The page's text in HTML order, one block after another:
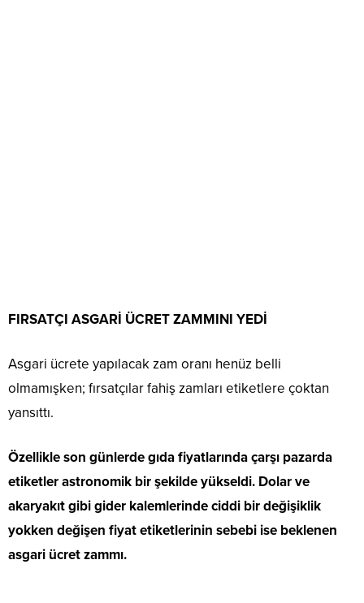
FIRSATÇI ASGARİ ÜCRET ZAMMINI YEDİ
Asgari ücrete yapılacak zam oranı henüz belli
olmamışken; fırsatçılar fahiş zamları etiketlere çoktan
yansıttı.
Özellikle son günlerde gıda fiyatlarında çarşı pazarda
etiketler astronomik bir şekilde yükseldi. Dolar ve
akaryakıt gibi gider kalemlerinde ciddi bir değişiklik
yokken değişen fiyat etiketlerinin sebebi ise beklenen
asgari ücret zammı.